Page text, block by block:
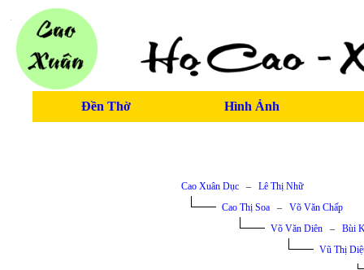
Đền Thờ Hình Ảnh
Cao Xuân Dục – Lê Thị Nhữ
Cao Thị Soa – Võ Văn Chấp
Võ Văn Diên – Bùi
Vũ Thị